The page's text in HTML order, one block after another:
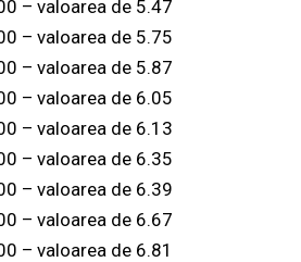
– valoarea de 5.47
– valoarea de 5.75
– valoarea de 5.87
– valoarea de 6.05
– valoarea de 6.13
– valoarea de 6.35
– valoarea de 6.39
– valoarea de 6.67
– valoarea de 6.81